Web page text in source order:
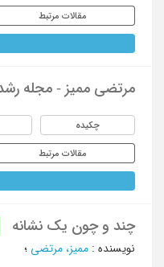
مقالات مرتبط
مرتضی ممیز - مجله
چکیده
مقالات مرتبط
چند و چون یک نشانه
نویسنده : ممیز، مرتضی ؛